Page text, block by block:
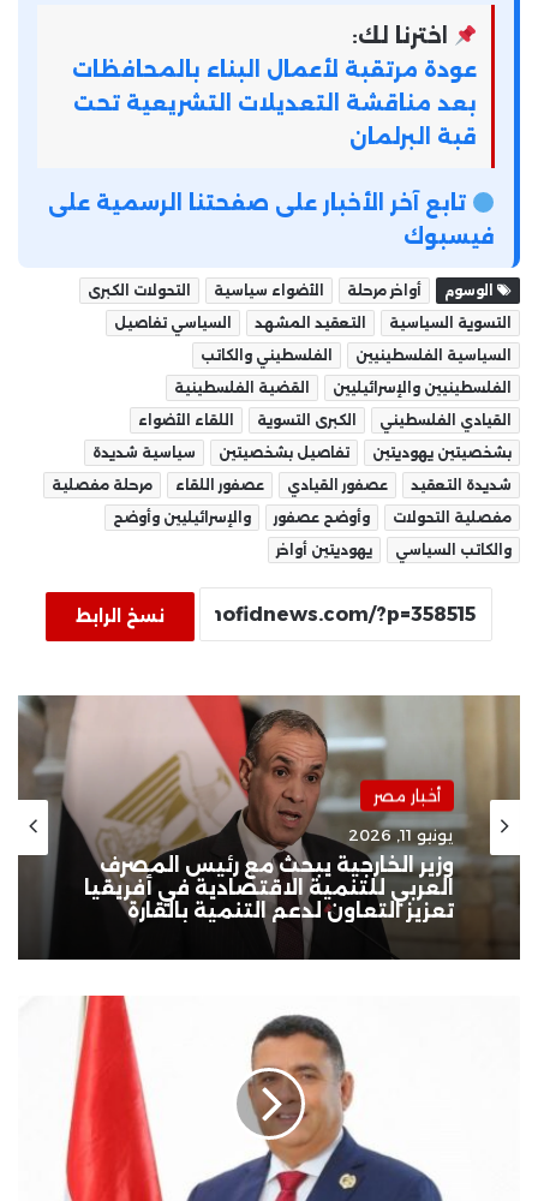
اخترنا لك:
عودة مرتقبة لأعمال البناء بالمحافظات
بعد مناقشة التعديلات التشريعية تحت
قبة البرلمان
تابع آخر الأخبار على صفحتنا الرسمية على
فيسبوك
الوسوم أواخر مرحلة الأضواء سياسية
التحولات الكبرى
التسوية السياسية
التعقيد المشهد
السياسي تفاصيل
السياسية الفلسطينيين
الفلسطيني والكاتب
الفلسطينيين والإسرائيليين
القضية الفلسطينية
القيادي الفلسطيني
الكبرى التسوية
اللقاء الأضواء
بشخصيتين يهوديتين
تفاصيل بشخصيتين
سياسية شديدة
شديدة التعقيد
عصفور القيادي عصفور اللقاء
مرحلة مفصلية
مفصلية التحولات
وأوضح عصفور
والإسرائيليين وأوضح
والكاتب السياسي
يهوديتين أواخر
نسخ الرابط
أخبار مصر
يونيو 11, 2026
وزير الخارجية يبحث مع رئيس المصرف
العربي للتنمية الاقتصادية في أفريقيا
تعزيز التعاون لدعم التنمية بالقارة